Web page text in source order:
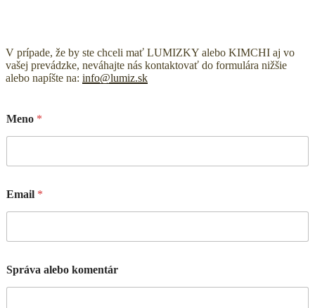
V prípade, že by ste chceli mať LUMIZKY alebo KIMCHI aj vo
vašej prevádzke, neváhajte nás kontaktovať do formulára nižšie
alebo napíšte na: info@lumiz.sk
Meno *
Email *
Správa alebo komentár